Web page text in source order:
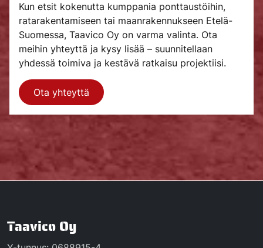
Kun etsit kokenutta kumppania ponttaustöihin,
ratarakentamiseen tai maanrakennukseen Etelä-
Suomessa, Taavico Oy on varma valinta. Ota
meihin yhteyttä ja kysy lisää – suunnitellaan
yhdessä toimiva ja kestävä ratkaisu projektiisi.
Ota yhteyttä
Taavico Oy